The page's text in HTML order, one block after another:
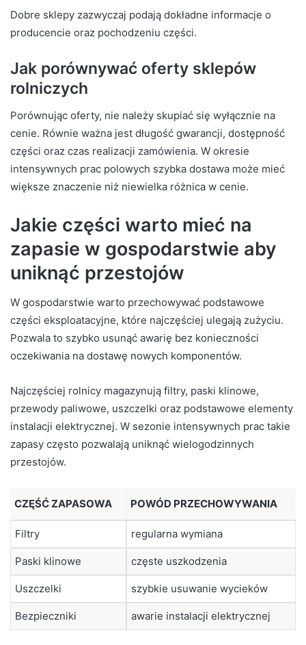
Dobre sklepy zazwyczaj podają dokładne informacje o
producencie oraz pochodzeniu części.
Jak porównywać oferty sklepów
rolniczych
Porównując oferty, nie należy skupiać się wyłącznie na
cenie. Równie ważna jest długość gwarancji, dostępność
części oraz czas realizacji zamówienia. W okresie
intensywnych prac polowych szybka dostawa może mieć
większe znaczenie niż niewielka różnica w cenie.
Jakie części warto mieć na
zapasie w gospodarstwie aby
uniknąć przestojów
W gospodarstwie warto przechowywać podstawowe
części eksploatacyjne, które najczęściej ulegają zużyciu.
Pozwala to szybko usunąć awarię bez konieczności
oczekiwania na dostawę nowych komponentów.
Najczęściej rolnicy magazynują filtry, paski klinowe,
przewody paliwowe, uszczelki oraz podstawowe elementy
instalacji elektrycznej. W sezonie intensywnych prac takie
zapasy często pozwalają uniknąć wielogodzinnych
przestojów.
CZĘŚĆ ZAPASOWA POWÓD PRZECHOWYWANIA
Filtry regularna wymiana
Paski klinowe częste uszkodzenia
Uszczelki szybkie usuwanie wycieków
Bezpieczniki awarie instalacji elektrycznej